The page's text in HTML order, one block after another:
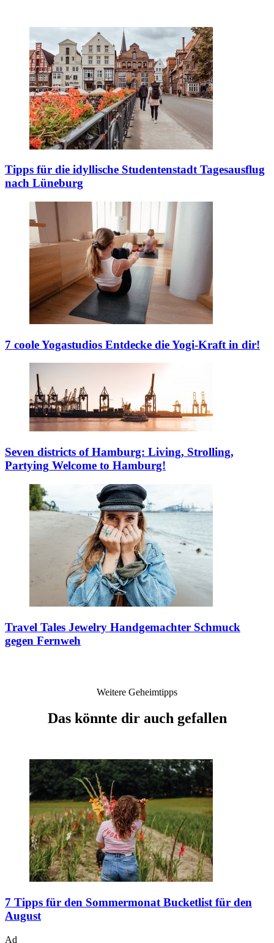
Tipps für die idyllische Studentenstadt Tagesausflug
nach Lüneburg
7 coole Yogastudios Entdecke die Yogi-Kraft in dir!
Seven districts of Hamburg: Living, Strolling,
Partying Welcome to Hamburg!
Travel Tales Jewelry Handgemachter Schmuck
gegen Fernweh
Weitere Geheimtipps
Das könnte dir auch gefallen
7 Tipps für den Sommermonat Bucketlist für den
August
Ad